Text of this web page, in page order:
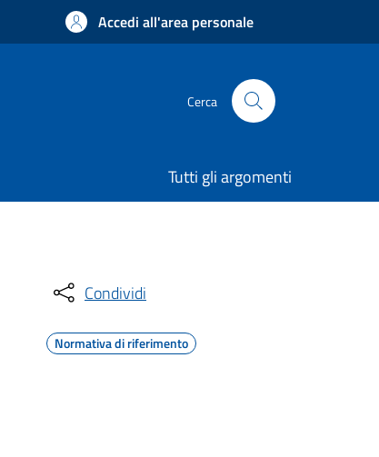
Accedi all'area personale
Cerca
Tutti gli argomenti
Condividi
Normativa di riferimento